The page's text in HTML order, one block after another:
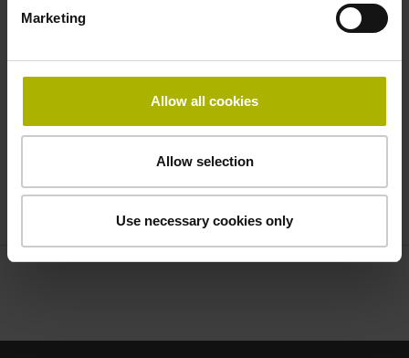
Marketing
Allow all cookies
Allow selection
Use necessary cookies only
ruime montagetoleranties en automatische
12,7 mm, diepte 6,8 mm; gradenboog bouwhoogte
HEIDENHAIN ERP 1000 – Technische gegevens